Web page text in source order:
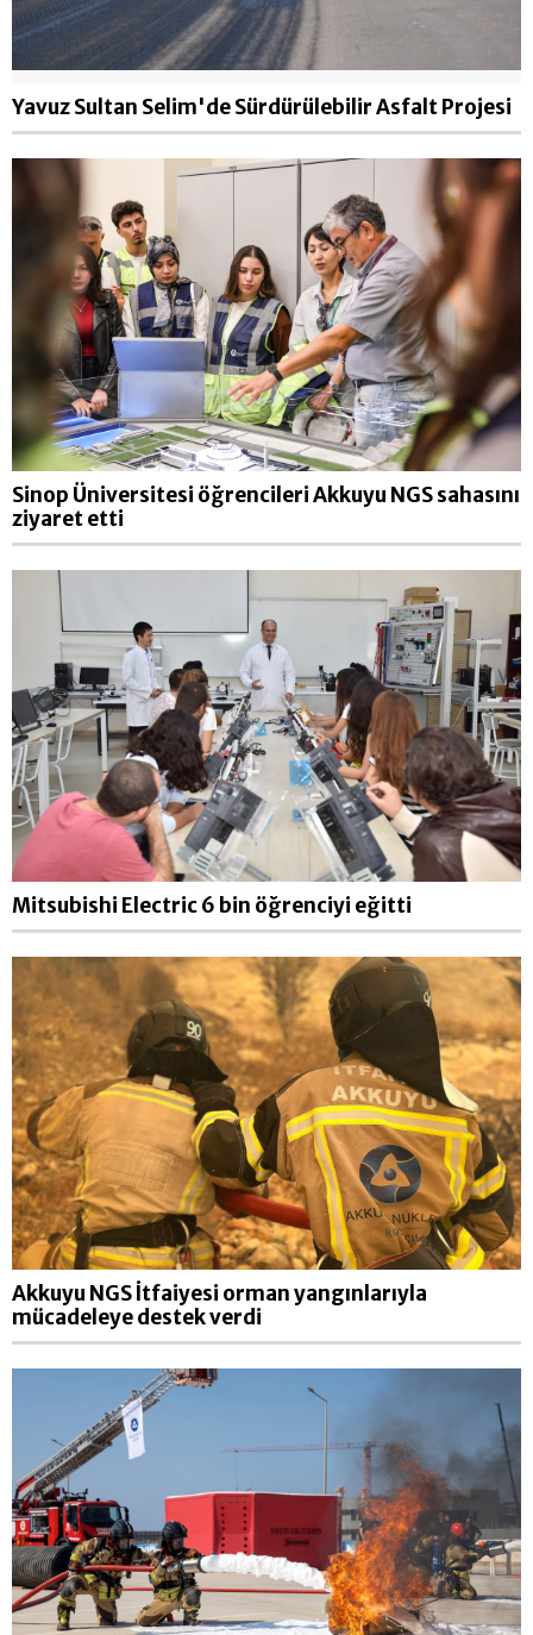
Yavuz Sultan Selim'de Sürdürülebilir Asfalt Projesi
Sinop Üniversitesi öğrencileri Akkuyu NGS sahasını
ziyaret etti
Mitsubishi Electric 6 bin öğrenciyi eğitti
Akkuyu NGS İtfaiyesi orman yangınlarıyla
mücadeleye destek verdi